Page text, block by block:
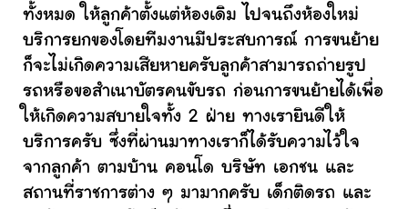
ทั้งหมด ให้ลูกค้าตั้งแต่ห้องเดิม ไปจนถึงห้องใหม่
บริการยกของโดยทีมงานมีประสบการณ์ การขนย้าย
ก็จะไม่เกิดความเสียหายครับลูกค้าสามารถถ่ายรูป
รถหรือขอสำเนาบัตรคนขับรถ ก่อนการขนย้ายได้เพื่อ
ให้เกิดความสบายใจทั้ง 2 ฝ่าย ทางเรายินดีให้
บริการครับ ซึ่งที่ผ่านมาทางเราก็ได้รับความไว้ใจ
จากลูกค้า ตามบ้าน คอนโด บริษัท เอกชน และ
สถานที่ราชการต่าง ๆ มามากครับ เด็กติดรถ และ